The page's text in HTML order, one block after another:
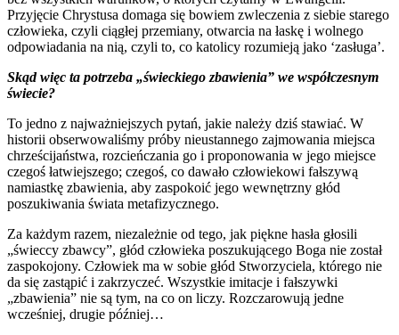
Przyjęcie Chrystusa domaga się bowiem zwleczenia z siebie starego
człowieka, czyli ciągłej przemiany, otwarcia na łaskę i wolnego
odpowiadania na nią, czyli to, co katolicy rozumieją jako ‘zasługa’.
Skąd więc ta potrzeba „świeckiego zbawienia” we współczesnym
świecie?
To jedno z najważniejszych pytań, jakie należy dziś stawiać. W
historii obserwowaliśmy próby nieustannego zajmowania miejsca
chrześcijaństwa, rozcieńczania go i proponowania w jego miejsce
czegoś łatwiejszego; czegoś, co dawało człowiekowi fałszywą
namiastkę zbawienia, aby zaspokoić jego wewnętrzny głód
poszukiwania świata metafizycznego.
Za każdym razem, niezależnie od tego, jak piękne hasła głosili
„świeccy zbawcy”, głód człowieka poszukującego Boga nie został
zaspokojony. Człowiek ma w sobie głód Stworzyciela, którego nie
da się zastąpić i zakrzyczeć. Wszystkie imitacje i fałszywki
„zbawienia” nie są tym, na co on liczy. Rozczarowują jedne
wcześniej, drugie później…